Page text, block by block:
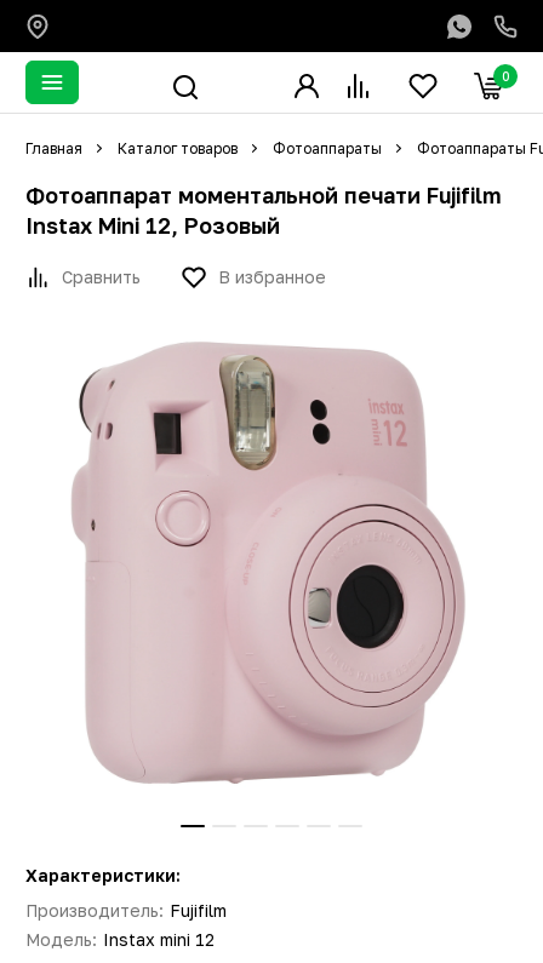
0
Главная Каталог товаров Фотоаппараты Фотоаппараты
Фотоаппарат моментальной печати Fujifilm
Instax Mini 12, Розовый
Сравнить В избранное
Характеристики:
Производитель: Fujifilm
Модель: Instax mini 12